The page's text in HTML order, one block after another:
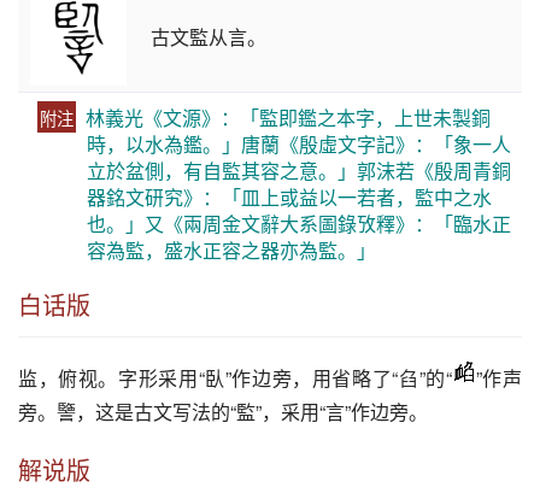
古文監从言。
附注 林義光《文源》：「監即鑑之本字，上世未製銅
時，以水為鑑。」唐蘭《殷虛文字記》：「象一人
立於盆側，有自監其容之意。」郭沫若《殷周青銅
器銘文研究》：「皿上或益以一若者，監中之水
也。」又《兩周金文辭大系圖錄攷釋》：「臨水正
容為監，盛水正容之器亦為監。」
白话版
监，俯视。字形采用“臥”作边旁，用省略了“臽”的“
”作声
旁。譼，这是古文写法的“監”，采用“言”作边旁。
解说版